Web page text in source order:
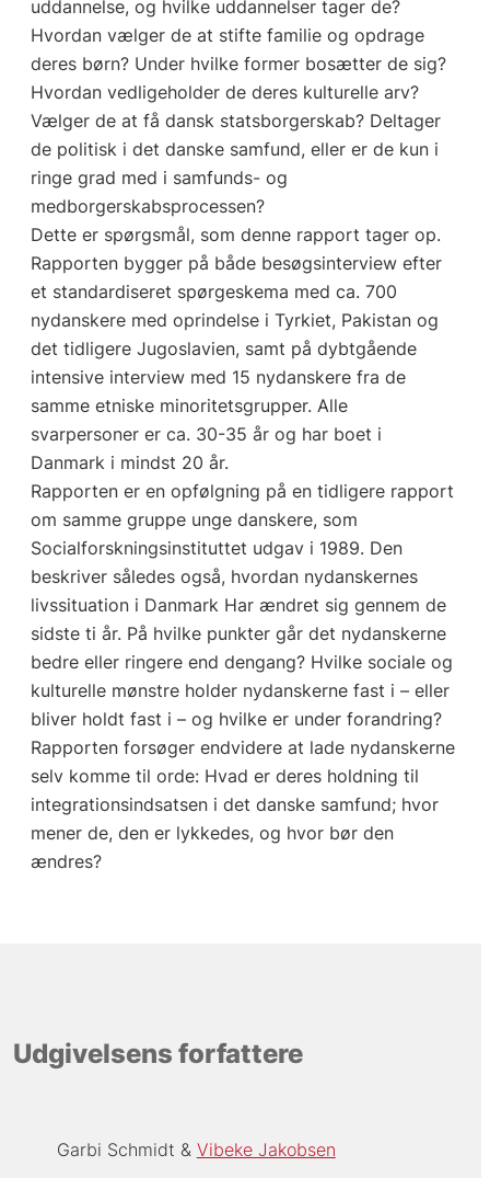
uddannelse, og hvilke uddannelser tager de?
Hvordan vælger de at stifte familie og opdrage
deres børn? Under hvilke former bosætter de sig?
Hvordan vedligeholder de deres kulturelle arv?
Vælger de at få dansk statsborgerskab? Deltager
de politisk i det danske samfund, eller er de kun i
ringe grad med i samfunds- og
medborgerskabsprocessen?
Dette er spørgsmål, som denne rapport tager op.
Rapporten bygger på både besøgsinterview efter
et standardiseret spørgeskema med ca. 700
nydanskere med oprindelse i Tyrkiet, Pakistan og
det tidligere Jugoslavien, samt på dybtgående
intensive interview med 15 nydanskere fra de
samme etniske minoritetsgrupper. Alle
svarpersoner er ca. 30-35 år og har boet i
Danmark i mindst 20 år.
Rapporten er en opfølgning på en tidligere rapport
om samme gruppe unge danskere, som
Socialforskningsinstituttet udgav i 1989. Den
beskriver således også, hvordan nydanskernes
livssituation i Danmark Har ændret sig gennem de
sidste ti år. På hvilke punkter går det nydanskerne
bedre eller ringere end dengang? Hvilke sociale og
kulturelle mønstre holder nydanskerne fast i – eller
bliver holdt fast i – og hvilke er under forandring?
Rapporten forsøger endvidere at lade nydanskerne
selv komme til orde: Hvad er deres holdning til
integrationsindsatsen i det danske samfund; hvor
mener de, den er lykkedes, og hvor bør den
ændres?
Udgivelsens forfattere
Garbi Schmidt Vibeke Jakobsen